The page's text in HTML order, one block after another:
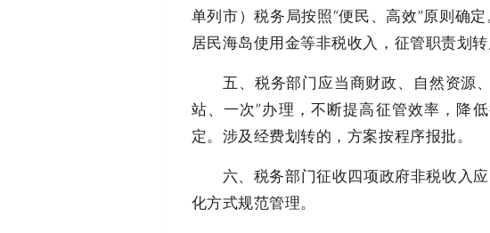
单列市）税务局按照“便民、高效”原则确
居民海岛使用金等非税收入，征管职责划
五、税务部门应当商财政、自然资源、
站、一次”办理，不断提高征管效率，降
定。涉及经费划转的，方案按程序报批。
六、税务部门征收四项政府非税收入应
化方式规范管理。